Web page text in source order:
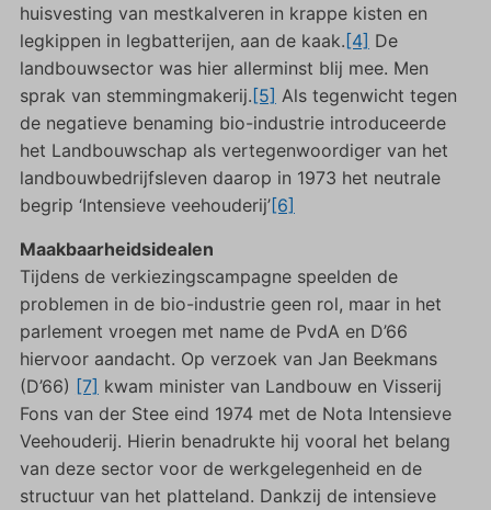
huisvesting van mestkalveren in krappe kisten en
legkippen in legbatterijen, aan de kaak.[4] De
landbouwsector was hier allerminst blij mee. Men
sprak van stemmingmakerij.[5] Als tegenwicht tegen
de negatieve benaming bio-industrie introduceerde
het Landbouwschap als vertegenwoordiger van het
landbouwbedrijfsleven daarop in 1973 het neutrale
begrip ‘Intensieve veehouderij’[6]
Maakbaarheidsidealen
Tijdens de verkiezingscampagne speelden de
problemen in de bio-industrie geen rol, maar in het
parlement vroegen met name de PvdA en D’66
hiervoor aandacht. Op verzoek van Jan Beekmans
(D’66) [7] kwam minister van Landbouw en Visserij
Fons van der Stee eind 1974 met de Nota Intensieve
Veehouderij. Hierin benadrukte hij vooral het belang
van deze sector voor de werkgelegenheid en de
structuur van het platteland. Dankzij de intensieve